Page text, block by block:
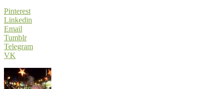
Pinterest
Linkedin
Email
Tumblr
Telegram
VK